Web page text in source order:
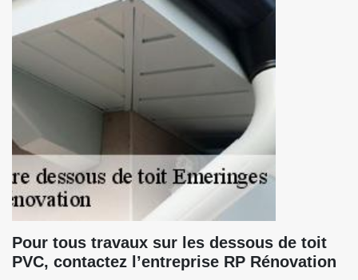
Pour tous travaux sur les dessous de toit
PVC, contactez l’entreprise RP Rénovation